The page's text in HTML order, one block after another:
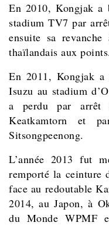
En 2010, Kongjak a
stadium TV7 par
ensuite sa
thaïlandais aux points.
En 2011, Kongjak a
Isuzu au stadium
a perdu par arrêt
Keatkamtorn et
Sitsongpeenong.
L’année 2013 fut
remporté la ceinture
face au redoutable
2014, au Japon, à
du Monde WPMF